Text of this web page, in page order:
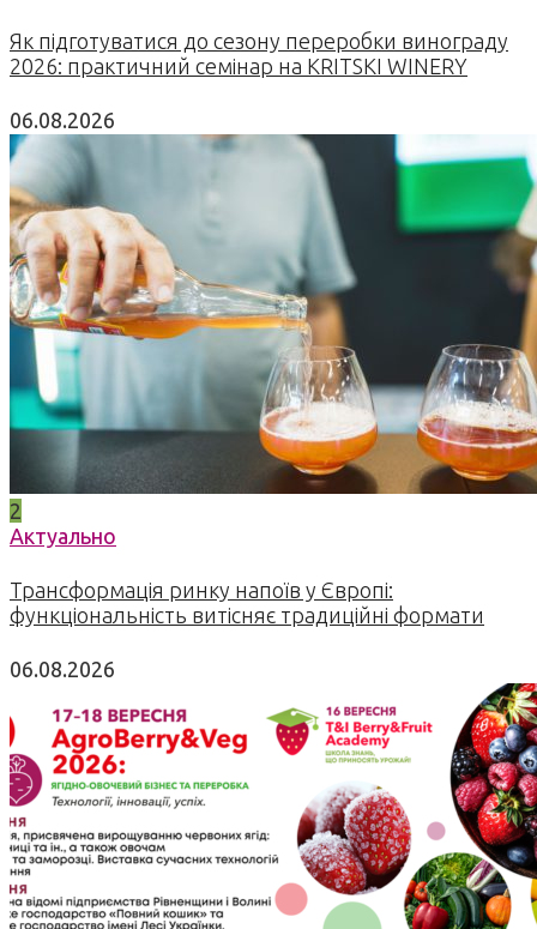
Як підготуватися до сезону переробки винограду
2026: практичний семінар на KRITSKI WINERY
06.08.2026
2
Актуально
Трансформація ринку напоїв у Європі:
функціональність витісняє традиційні формати
06.08.2026